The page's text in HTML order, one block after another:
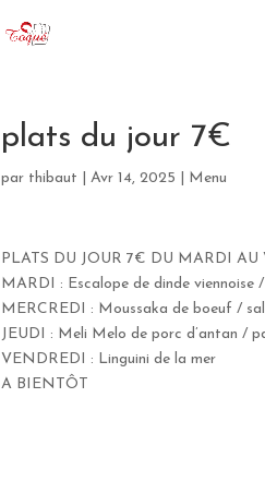
plats du jour 7€
par thibaut |Avr 14, 2025 Menu
PLATS DU JOUR 7€ DU MARDI
MARDI : Escalope de dinde viennoise /
MERCREDI : Moussaka de boeuf /
JEUDI : Meli Melo de porc d’antan /
VENDREDI : Linguini de la mer
A BIENTÔT